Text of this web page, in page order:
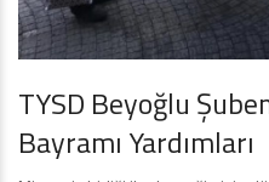
TYSD Beyoğlu
Bayramı Yardımları